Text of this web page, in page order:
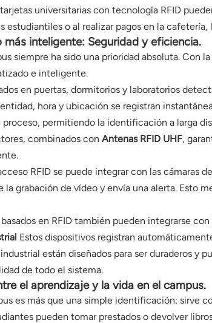
universitarias con tecnología RFID
estudiantiles o al realizar pagos en la
inteligente: Seguridad y eficiencia.
siempre ha sido una prioridad absoluta. Con
e inteligente.
en puertas, dormitorios y laboratorios
hora y ubicación se registran
permitiendo la identificación a larga
combinados con Antenas RFID UHF,
RFID se puede integrar con las cámaras
grabación de vídeo y envía una alerta. Esto
​​en RFID también pueden integrarse
Estos dispositivos registran
están diseñados para ser duraderos
de todo el sistema.
el aprendizaje y la vida en el campus.
es más que una simple identificación: sirve
pueden tomar prestados o devolver